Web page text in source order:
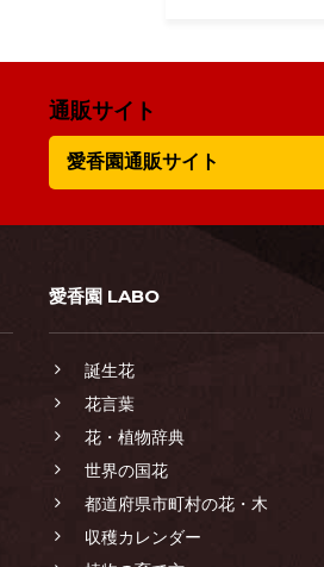
通販サイト
愛香園通販サイト
愛香園 LABO
誕生花
花言葉
花・植物辞典
世界の国花
都道府県市町村の花・木
収穫カレンダー